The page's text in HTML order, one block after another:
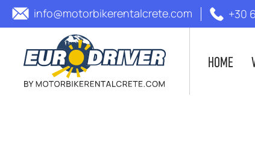
info@motorbikerentalcrete.com +30
HOME